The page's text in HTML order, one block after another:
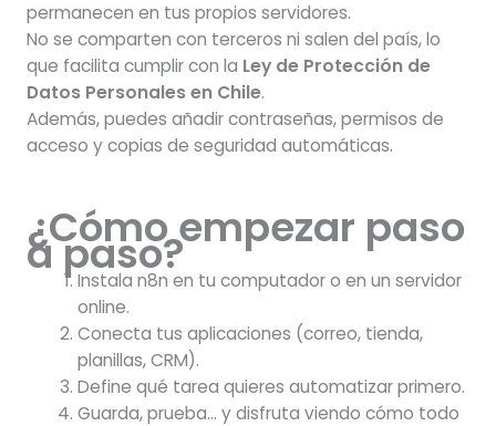
permanecen en tus propios servidores.
No se comparten con terceros ni salen del país, lo
que facilita cumplir con la Ley de Protección de
Datos Personales en Chile.
Además, puedes añadir contraseñas, permisos de
acceso y copias de seguridad automáticas.
¿Cómo empezar paso
a paso?
Instala n8n en tu computador o en un servidor
online.
Conecta tus aplicaciones (correo, tienda,
planillas, CRM).
Define qué tarea quieres automatizar primero.
Guarda, prueba… y disfruta viendo cómo todo